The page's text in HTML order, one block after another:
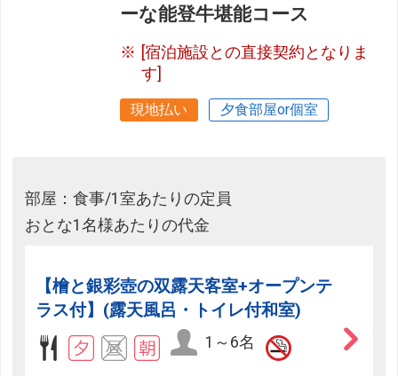
ーな能登牛堪能コース
[宿泊施設との直接契約となりま
す]
現地払い 夕食部屋or個室
部屋：食事/1室あたりの定員
おとな1名様あたりの代金
【檜と銀彩壺の双露天客室+オープンテ
ラス付】(露天風呂・トイレ付和室)
1～6名